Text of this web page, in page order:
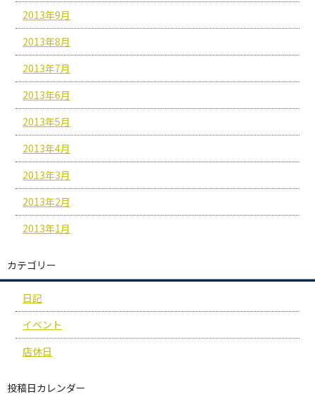
2013年9月
2013年8月
2013年7月
2013年6月
2013年5月
2013年4月
2013年3月
2013年2月
2013年1月
カテゴリー
日記
イベント
店休日
投稿日カレンダー